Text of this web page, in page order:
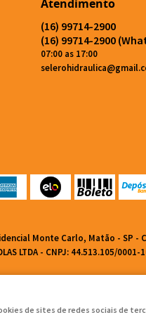
Atendimento
(16) 99714-2900
(16) 99714-2900
07:00 as 17:00
Monte Carlo, Matão - SP -
LTDA - CNPJ: 44.513.105/0001-
CRIADA POR
de sites de redes sociais de